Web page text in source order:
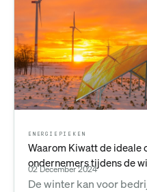
ENERGIEPIEKEN
Waarom Kiwatt de ideale
ondernemers tijdens de
02 December 2024
De winter kan voor